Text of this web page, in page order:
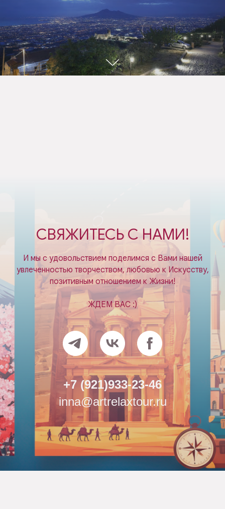
СВЯЖИТЕСЬ С НАМИ!
И мы с удовольствием поделимся с Вами нашей
увлеченностью творчеством, любовью к Искусству,
позитивным отношением к Жизни!
ЖДЕМ ВАС :)
+7 (921)933-23-46
inna@artrelaxtour.ru